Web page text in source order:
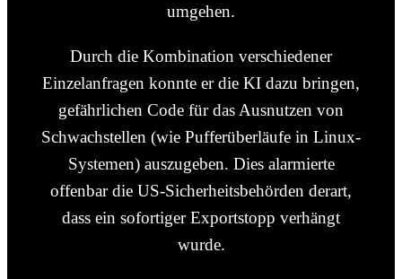
umgehen.
Durch die Kombination verschiedener
Einzelanfragen konnte er die KI dazu bringen,
gefährlichen Code für das Ausnutzen von
Schwachstellen (wie Pufferüberläufe in Linux-
Systemen) auszugeben. Dies alarmierte
offenbar die US-Sicherheitsbehörden derart,
dass ein sofortiger Exportstopp verhängt
wurde.